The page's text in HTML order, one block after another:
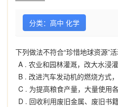
分类：高中 化学
下列做法不符合“珍惜地球资源”
A . 农业和园林灌溉，改大水浸
B . 改进汽车发动机的燃烧方式
C . 为提高粮食产量，大量使用
D . 回收利用废旧金属、废旧书